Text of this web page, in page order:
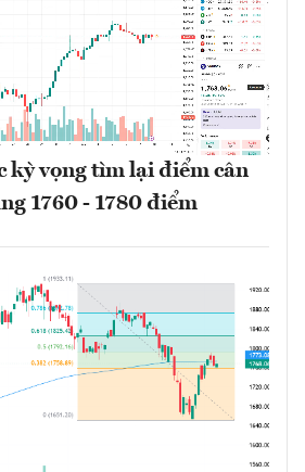
kỳ vọng tìm lại điểm cân
1760 - 1780 điểm